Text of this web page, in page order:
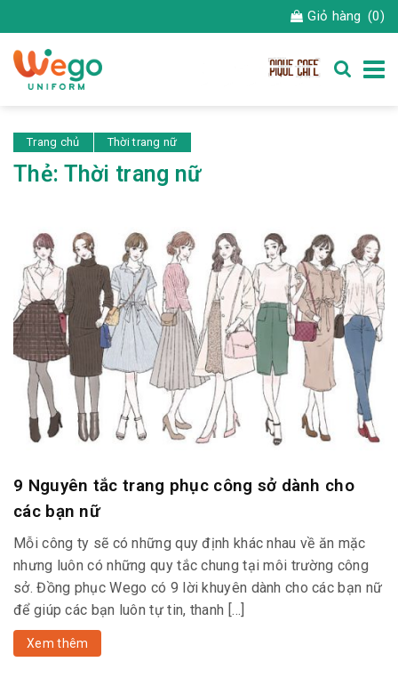
Giỏ hàng (0)
Trang chủ Thời trang nữ
Thẻ: Thời trang nữ
9 Nguyên tắc trang phục công sở dành cho
các bạn nữ
Mỗi công ty sẽ có những quy định khác nhau về ăn mặc
nhưng luôn có những quy tắc chung tại môi trường công
sở. Đồng phục Wego có 9 lời khuyên dành cho các bạn nữ
để giúp các bạn luôn tự tin, thanh […]
Xem thêm